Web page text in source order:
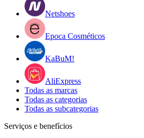
Netshoes
Epoca Cosméticos
KaBuM!
AliExpress
Todas as marcas
Todas as categorias
Todas as subcategorias
Serviços e benefícios